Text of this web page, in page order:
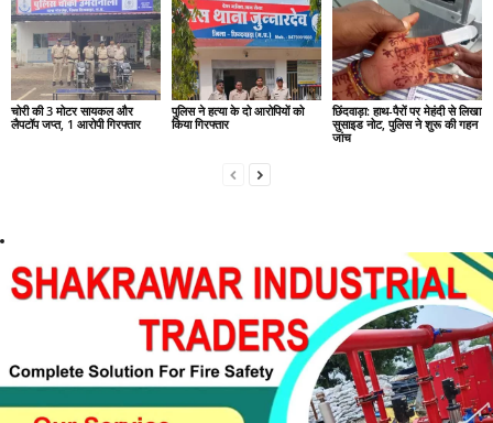
चोरी की 3 मोटर सायकल और
लैपटॉप जप्त, 1 आरोपी गिरफ्तार
पुलिस ने हत्या के दो आरोपियों को
किया गिरफ्तार
छिंदवाड़ा: हाथ-पैरों पर मेहंदी से लिखा
सुसाइड नोट, पुलिस ने शुरू की गहन
जांच